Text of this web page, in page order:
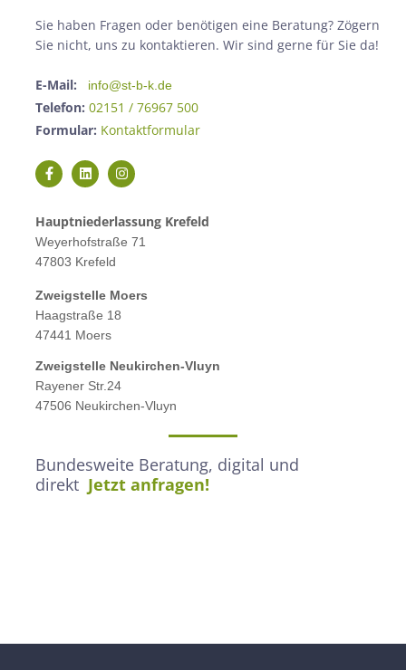
Sie haben Fragen oder benötigen eine Beratung? Zögern
Sie nicht, uns zu kontaktieren. Wir sind gerne für Sie da!
E-Mail: info@st-b-k.de
Telefon: 02151 / 76967 500
Formular: Kontaktformular
Hauptniederlassung Krefeld
Weyerhofstraße 71
47803 Krefeld
Zweigstelle Moers
Haagstraße 18
47441 Moers
Zweigstelle Neukirchen-Vluyn
Rayener Str.24
47506 Neukirchen-Vluyn
Bundesweite Beratung, digital und
direkt Jetzt anfragen!